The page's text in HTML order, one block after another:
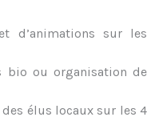
d’animations sur les
bio ou organisation de
élus locaux sur les 4